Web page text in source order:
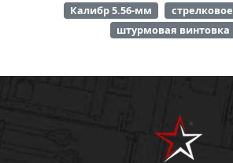
Калибр 5.56-мм
стрелковое
штурмовая винтовка